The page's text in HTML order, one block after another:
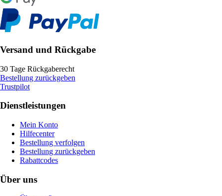
Versand und Rückgabe
30 Tage Rückgaberecht
Bestellung zurückgeben
Trustpilot
Dienstleistungen
Mein Konto
Hilfecenter
Bestellung verfolgen
Bestellung zurückgeben
Rabattcodes
Über uns